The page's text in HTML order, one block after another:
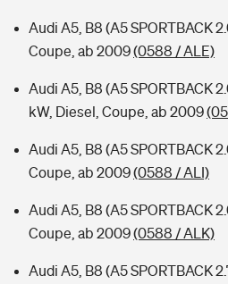
Audi A5, B8 (A5 SPORTBACK
Coupe, ab 2009(0588 / ALE)
Audi A5, B8 (A5 SPORTBACK
kW, Diesel, Coupe, ab 2009
Audi A5, B8 (A5 SPORTBACK
Coupe, ab 2009(0588 / ALI)
Audi A5, B8 (A5 SPORTBACK
Coupe, ab 2009(0588 / ALK)
Audi A5, B8 (A5 SPORTBACK